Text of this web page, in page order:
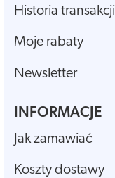
Historia transakcji
Moje rabaty
Newsletter
INFORMACJE
Jak zamawiać
Koszty dostawy